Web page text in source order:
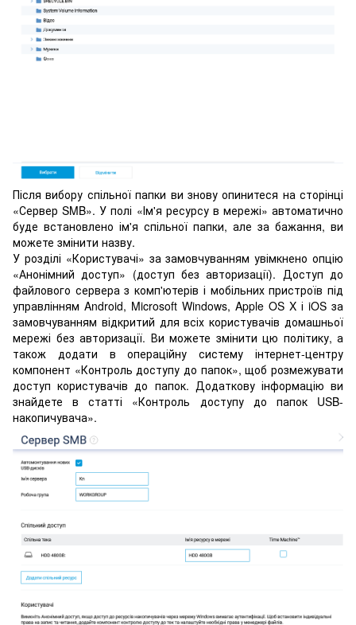
Після вибору спільної папки ви знову опинитеся на сторінці
«Сервер SMB». У полі «Ім'я ресурсу в мережі» автоматично
буде встановлено ім'я спільної папки, але за бажання, ви
можете змінити назву.
У розділі «Користувачі» за замовчуванням увімкнено опцію
«Анонімний доступ» (доступ без авторизації). Доступ до
файлового сервера з комп'ютерів і мобільних пристроїв під
управлінням Android, Microsoft Windows, Apple OS X і iOS за
замовчуванням відкритий для всіх користувачів домашньої
мережі без авторизації. Ви можете змінити цю політику, а
також додати в операційну систему інтернет-центру
компонент «Контроль доступу до папок», щоб розмежувати
доступ користувачів до папок. Додаткову інформацію ви
знайдете в статті «Контроль доступу до папок USB-
накопичувача».